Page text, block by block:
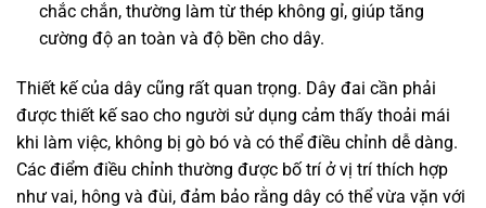
chắc chắn, thường làm từ thép không gỉ, giúp tăng
cường độ an toàn và độ bền cho dây.
Thiết kế của dây cũng rất quan trọng. Dây đai cần phải
được thiết kế sao cho người sử dụng cảm thấy thoải mái
khi làm việc, không bị gò bó và có thể điều chỉnh dễ dàng.
Các điểm điều chỉnh thường được bố trí ở vị trí thích hợp
như vai, hông và đùi, đảm bảo rằng dây có thể vừa vặn với